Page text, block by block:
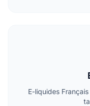
E-liquides